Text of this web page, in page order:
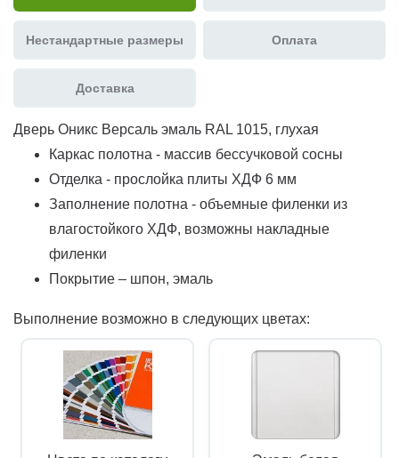
Нестандартные размеры Оплата
Доставка
Дверь Оникс Версаль эмаль RAL 1015, глухая
Каркас полотна - массив бессучковой сосны
Отделка - прослойка плиты ХДФ 6 мм
Заполнение полотна - объемные филенки из
влагостойкого ХДФ, возможны накладные
филенки
Покрытие – шпон, эмаль
Выполнение возможно в следующих цветах: